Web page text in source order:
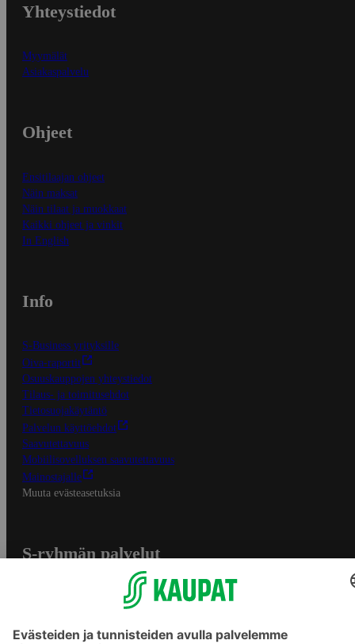
Yhteystiedot
Myymälät
Asiakaspalvelu
Ohjeet
Ensitilaajan ohjeet
Näin maksat
Näin tilaat ja muokkaat
Kaikki ohjeet ja vinkit
In English
Info
S-Business yrityksille
Oiva-raportit
Osuuskauppojen yhteystiedot
Tilaus- ja toimitusehdot
Tietosuojakäytäntö
Palvelun käyttöehdot
Saavutettavuus
Mobiilisovelluksen saavutettavuus
Mainostajalle
Muuta evästeasetuksia
S-ryhmän palvelut
Yhteishyvä Ruoka -sovellus